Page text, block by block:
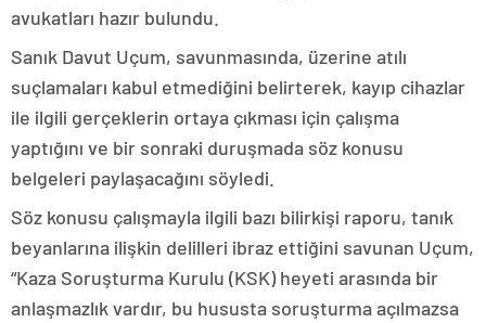
avukatları hazır bulundu.
Sanık Davut Uçum, savunmasında, üzerine atılı
suçlamaları kabul etmediğini belirterek, kayıp cihazlar
ile ilgili gerçeklerin ortaya çıkması için çalışma
yaptığını ve bir sonraki duruşmada söz konusu
belgeleri paylaşacağını söyledi.
Söz konusu çalışmayla ilgili bazı bilirkişi raporu, tanık
beyanlarına ilişkin delilleri ibraz ettiğini savunan Uçum,
“Kaza Soruşturma Kurulu (KSK) heyeti arasında bir
anlaşmazlık vardır, bu hususta soruşturma açılmazsa